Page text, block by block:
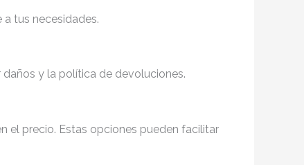
a tus necesidades.
y la política de devoluciones.
el precio. Estas opciones pueden facilitar